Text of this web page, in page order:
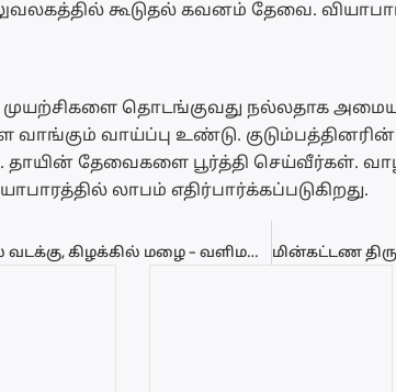
கூடுதல் கவனம் தேவை.
முயற்சிகளை தொடங்குவது நல்லதாக
வாய்ப்பு உண்டு.
தாயின் தேவைகளை பூர்த்தி
லாபம் எதிர்பார்க்கப்படுகிறது.
இன்று முதல் வடக்கு, கிழக்கில் மழை – வளிமண்டலவியல் திணைகளம்